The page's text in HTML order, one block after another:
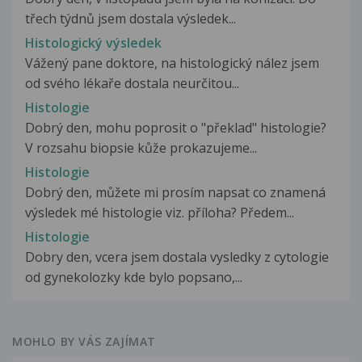
třech týdnů jsem dostala výsledek...
Histologický výsledek
Vážený pane doktore, na histologický nález jsem
od svého lékaře dostala neurčitou...
Histologie
Dobrý den, mohu poprosit o "překlad" histologie?
V rozsahu biopsie kůže prokazujeme...
Histologie
Dobrý den, můžete mi prosím napsat co znamená
výsledek mé histologie viz. příloha? Předem...
Histologie
Dobry den, vcera jsem dostala vysledky z cytologie
od gynekolozky kde bylo popsano,...
MOHLO BY VÁS ZAJÍMAT